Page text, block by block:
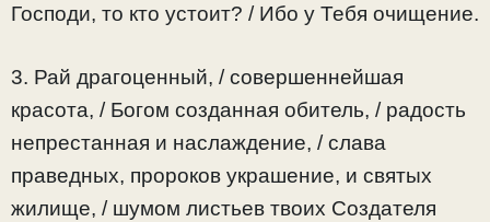
Господи, то кто устоит? / Ибо у Тебя очищение.
3. Рай драгоценный, / совершеннейшая
красота, / Богом созданная обитель, / радость
непрестанная и наслаждение, / слава
праведных, пророков украшение, и святых
жилище, / шумом листьев твоих Создателя